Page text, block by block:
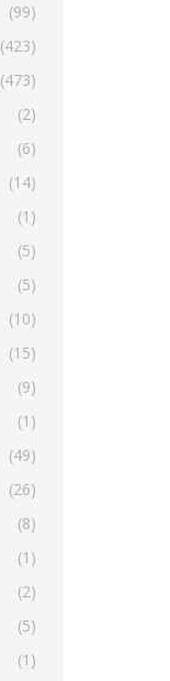
(99)
(423)
(473)
(2)
(6)
(14)
(1)
(5)
(5)
(10)
(15)
(9)
(1)
(49)
(26)
(8)
(1)
(2)
(5)
(1)